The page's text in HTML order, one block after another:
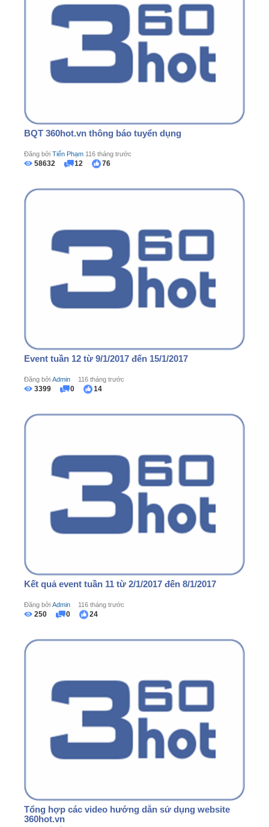
BQT 360hot.vn thông báo tuyển dụng
Đăng bởi Tiến Phạm 116 tháng trước
58632 12 76
Event tuần 12 từ 9/1/2017 đến 15/1/2017
Đăng bởi Admin 116 tháng trước
3399 0 14
Kết quả event tuần 11 từ 2/1/2017 đến 8/1/2017
Đăng bởi Admin 116 tháng trước
250 0 24
Tổng hợp các video hướng dẫn sử dụng website
360hot.vn